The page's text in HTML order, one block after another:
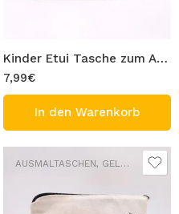
Kinder Etui Tasche zum Ausmalen 100% Baumwolle Gabardine Waschbar Stifttasche Modell eleganter Vogel Figur 20×13 cm Ausmaltasche zum Bemalen
7,99€
In den Warenkorb
SCHULTASCHEN
AUSMALTASCHEN, GELDBÖRSEN